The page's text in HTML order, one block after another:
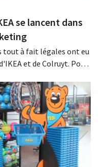
se lancent dans
tout à fait légales ont eu
et de Colruyt. Pour